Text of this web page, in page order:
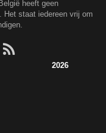
heeft geen
Het staat iedereen vrij om
2026